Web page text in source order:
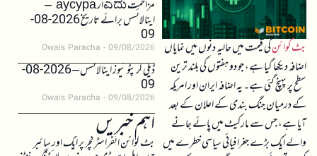
بٹ کوائنکی قیمت میں حالیہ دنوں میں نمایاں
اضافہ دیکھا گیا ہے، جو دو ہفتوں کی بلند ترین
سطح پر پہنچ گئی ہے۔ یہ اضافہ ایران اور امریکہ
کے درمیان جنگ بندی کے اعلان کے بعد
آیا ہے، جس سے مارکیٹ میں پائے جانے
والے ایک بڑے جغرافیائی سیاسی خطرے میں
مزاحمت ಎದುار аусура –
اینالائسس برائے تاریخ 2026-08-
09
Owais Paracha 09/08/2026
ڈیلی کرپٹو نیوز اینالائسس – 2026-08-
09
Owais Paracha 09/08/2026
اہم خبریں
بٹ کوائن انفراسٹرکچر پر ایک اور سائبر